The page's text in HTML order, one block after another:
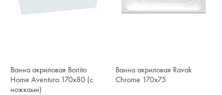
Ванна акриловая Bonito
Home Aventura 170x80 (с
ножками)
Ванна акриловая Ravak
Chrome 170x75